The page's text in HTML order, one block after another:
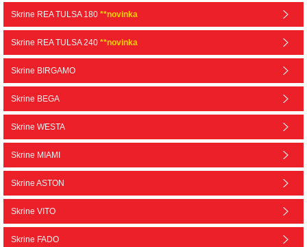
Skrine REA TULSA 180 **novinka
Skrine REA TULSA 240 **novinka
Skrine BIRGAMO
Skrine BEGA
Skrine WESTA
Skrine MIAMI
Skrine ASTON
Skrine VITO
Skrine FADO